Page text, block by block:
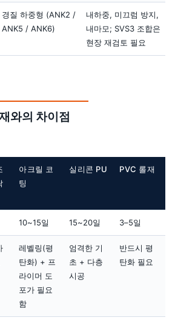
경질 하중형 (ANK2 /
ANK5 / ANK6)
내하중, 미끄럼 방지,
내마모; SVS3 조합은
현장 재검토 필요
와의 차이점
아크릴 코
팅
실리콘 PU PVC 롤재
10~15일 15~20일 3–5일
레벨링(평
탄화) + 프
라이머 도
포가 필요
함
엄격한 기
초 + 다층
시공
반드시 평
탄화 필요